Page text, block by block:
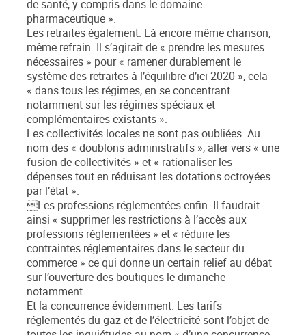
de santé, y compris dans le domaine
pharmaceutique ».
Les retraites également. Là encore même chanson,
même refrain. Il s’agirait de « prendre les mesures
nécessaires » pour « ramener durablement le
système des retraites à l’équilibre d’ici 2020 », cela
« dans tous les régimes, en se concentrant
notamment sur les régimes spéciaux et
complémentaires existants ».
Les collectivités locales ne sont pas oubliées. Au
nom des « doublons administratifs », aller vers « une
fusion de collectivités » et « rationaliser les
dépenses tout en réduisant les dotations octroyées
par l’état ».
Les professions réglementées enfin. Il faudrait
ainsi « supprimer les restrictions à l’accès aux
professions réglementées » et « réduire les
contraintes réglementaires dans le secteur du
commerce » ce qui donne un certain relief au débat
sur l’ouverture des boutiques le dimanche
notamment…
Et la concurrence évidemment. Les tarifs
réglementés du gaz et de l’électricité sont l’objet de